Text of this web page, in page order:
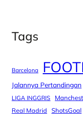
Tags
Barcelona
Jalannya Pertandingan
LIGA INGGRIS
Real Madrid ShotsGoal